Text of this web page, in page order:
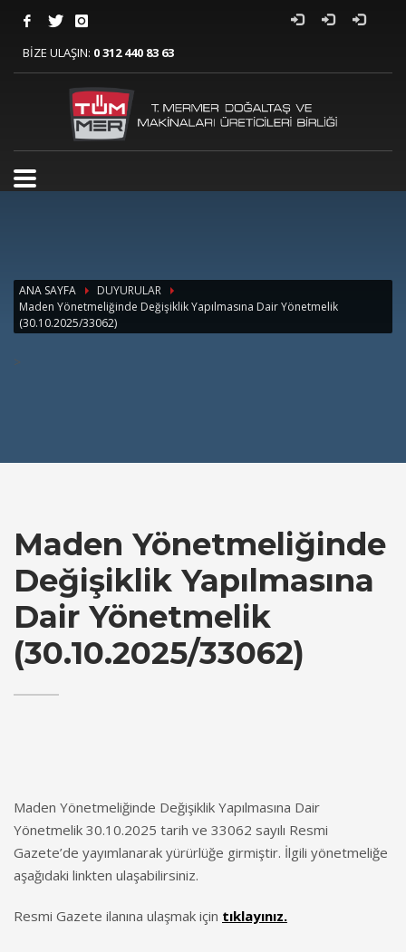
BİZE ULAŞIN: 0 312 440 83 63
ANA SAYFA
DUYURULAR
Maden Yönetmeliğinde Değişiklik Yapılmasına Dair Yönetmelik
(30.10.2025/33062)
>
Maden Yönetmeliğinde
Değişiklik Yapılmasına
Dair Yönetmelik
(30.10.2025/33062)
Maden Yönetmeliğinde Değişiklik Yapılmasına Dair
Yönetmelik 30.10.2025 tarih ve 33062 sayılı Resmi
Gazete’de yayımlanarak yürürlüğe girmiştir. İlgili yönetmeliğe
aşağıdaki linkten ulaşabilirsiniz.
Resmi Gazete ilanına ulaşmak için tıklayınız.